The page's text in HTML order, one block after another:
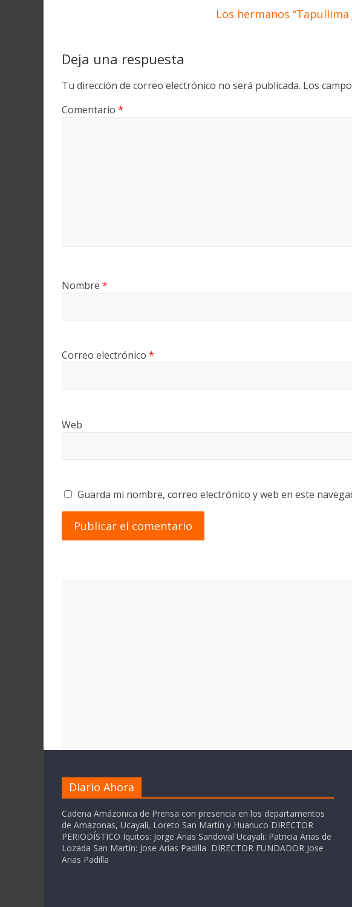
Los hermanos
Deja una respuesta
Tu dirección de correo electrónico no será publicada. Los
Comentario *
Nombre *
Correo electrónico *
Web
Guarda mi nombre, correo electrónico y web en este
Diario Ahora
Cadena Amázonica de Prensa con presencia en los departamentos
de Amazonas, Ucayali, Loreto San Martín y Huanuco DIRECTOR
PERIODÍSTICO Iquitos: Jorge Arias Sandoval Ucayali: Patricia Arias de
Lozada San Martín: Jose Arias Padilla DIRECTOR FUNDADOR Jose
Arias Padilla